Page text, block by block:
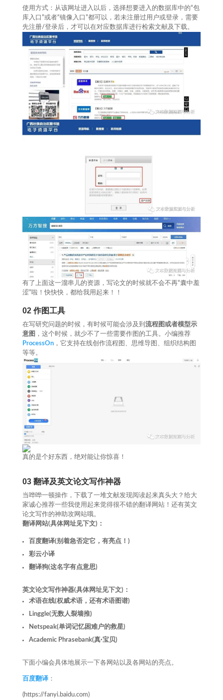
使用方式：从该网址进入以后，选择想要进入的数据库中的“包
库入口”或者“镜像入口”都可以，若未注册过用户或登录，需要
先注册/登录后，才可以在对应数据库进行检索文献及下载。
有了上面这一溜串儿的资源，写论文的时候就不会不再“囊中羞
涩”啦！快快快，都给我用起来！！
02作图工具
在写研究问题的时候，有时候可能会涉及到 流程图或者模型示
意图
，这个时候，就少不了一些需要作图的工具。小编推荐
ProcessOn，它支持在线创作流程图、思维导图、组织结构图
等等。
真的是个好东西，绝对能让你惊喜！
03翻译及英文论文写作神器
当哗哗一顿操作，下载了一堆文献发现阅读起来真头大？给大
家诚心推荐一些我使用起来觉得很不错的翻译网站！还有英文
论文写作的神助攻网站哦。
翻译网站(具体网址见下文)：
百度翻译(别着急否定它，有亮点！)
彩云小译
翻译狗(这名字有点意思)
英文论文写作神器(具体网址见下文)：
术语在线(权威术语，还有术语图谱)
Linggle(无数人裂墙推)
Netspeak(单词记忆困难户的救星)
Academic Phrasebank(真·宝贝)
下面小编会具体地展示一下各网站以及各网站的亮点。
百度翻译：
(https://fanyi.baidu.com)